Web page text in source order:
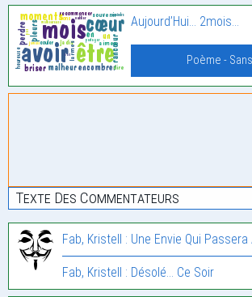
Aujourd’Hui… 2mois…
Poème -
Texte Des Commentateurs
Fab, Kristell : Une Envie Qui
Fab, Kristell : Désolé… Ce Soir